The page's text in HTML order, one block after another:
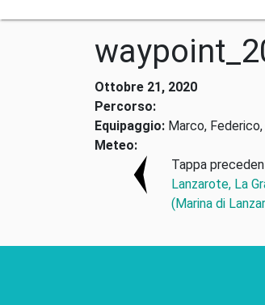
Ottobre 21, 2020
Percorso:
Equipaggio: Marco,
Meteo:
Tappa
Lanzarote, La
(Marina di